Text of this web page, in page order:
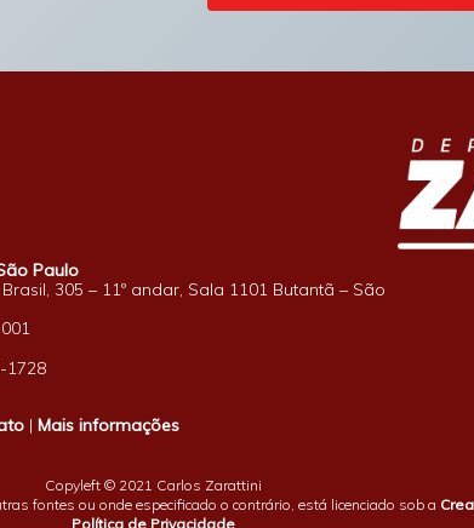
Paulo
305 – 11º andar, Sala 1101 Butantã – São
1728
|Mais informações
Copyleft © 2021 Carlos Zarattini
fontes ou onde especificado o contrário, está licenciado sob a
Política de Privacidade